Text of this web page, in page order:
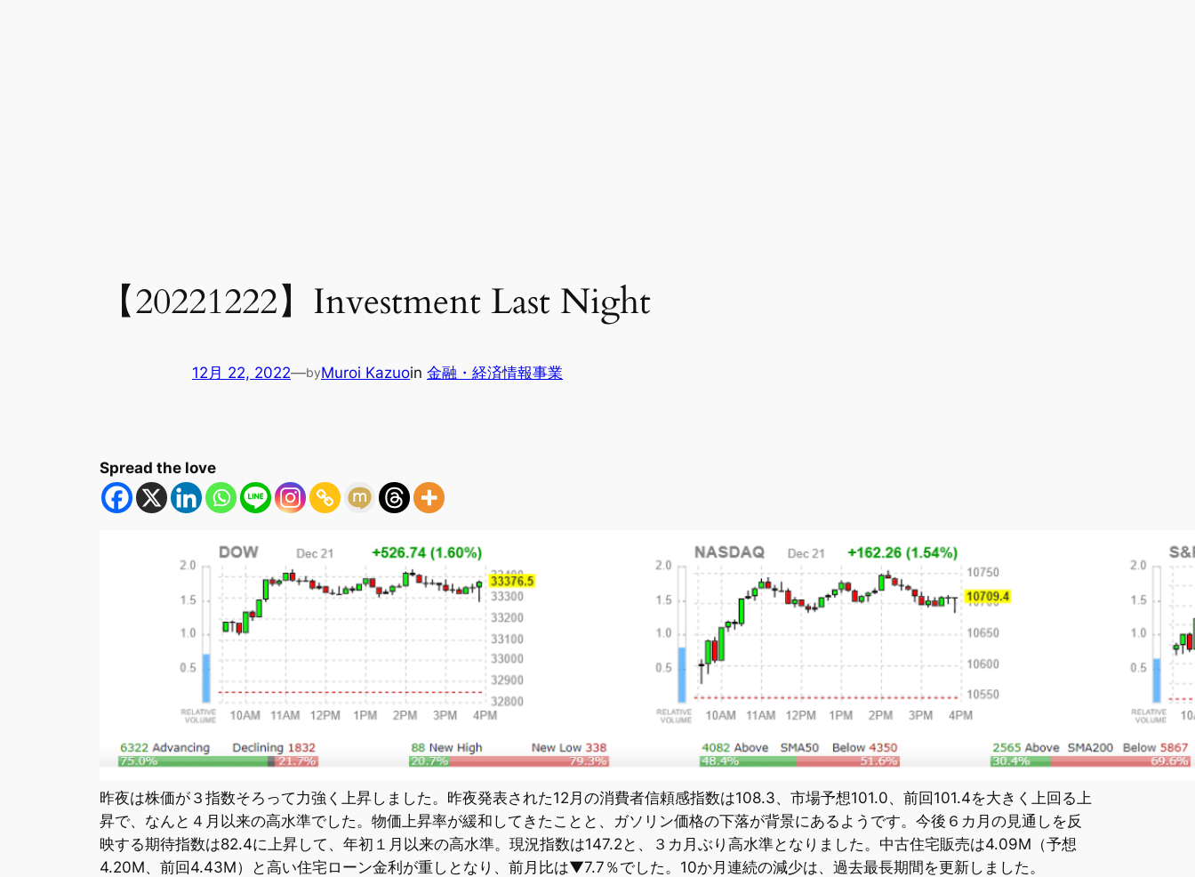
【20221222】Investment Last Night
12月 22, 2022—byMuroi Kazuoin 金融・経済情報事業
Spread the love
昨夜は株価が３指数そろって力強く上昇しました。昨夜発表された12月の消費者信頼感指数は108.3、市場予想101.0、前回101.4を大きく上回る上
昇で、なんと４月以来の高水準でした。物価上昇率が緩和してきたことと、ガソリン価格の下落が背景にあるようです。今後６カ月の見通しを反
映する期待指数は82.4に上昇して、年初１月以来の高水準。現況指数は147.2と、３カ月ぶり高水準となりました。中古住宅販売は4.09M（予想
4.20M、前回4.43M）と高い住宅ローン金利が重しとなり、前月比は▼7.7％でした。10か月連続の減少は、過去最長期間を更新しました。